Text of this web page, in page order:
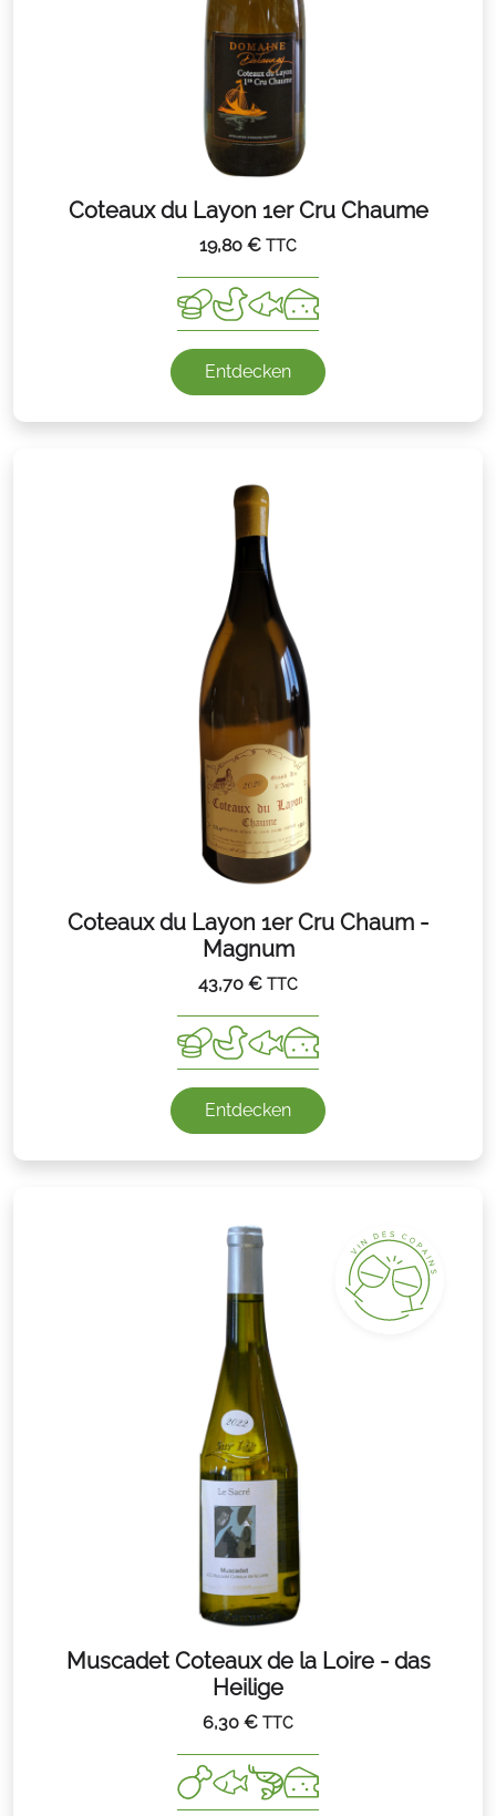
Coteaux du Layon 1er Cru Chaume
19,80 € TTC
Entdecken
Coteaux du Layon 1er Cru Chaum -
Magnum
43,70 € TTC
Entdecken
Muscadet Coteaux de la Loire - das
Heilige
6,30 € TTC